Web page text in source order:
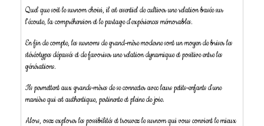
Quel que soit le surnom choisi, il est essentiel de cultiver une relation basée sur
l'écoute, la compréhension et le partage d'expériences mémorables.
En fin de compte, les surnoms de grand-mère moderne sont un moyen de briser les
stéréotypes dépassés et de favoriser une relation dynamique et positive entre les
générations.
Ils permettent aux grands-mères de se connecter avec leurs petits-enfants d'une
manière qui est authentique, pertinente et pleine de joie.
Alors, osez explorer les possibilités et trouvez le surnom qui vous convient le mieux